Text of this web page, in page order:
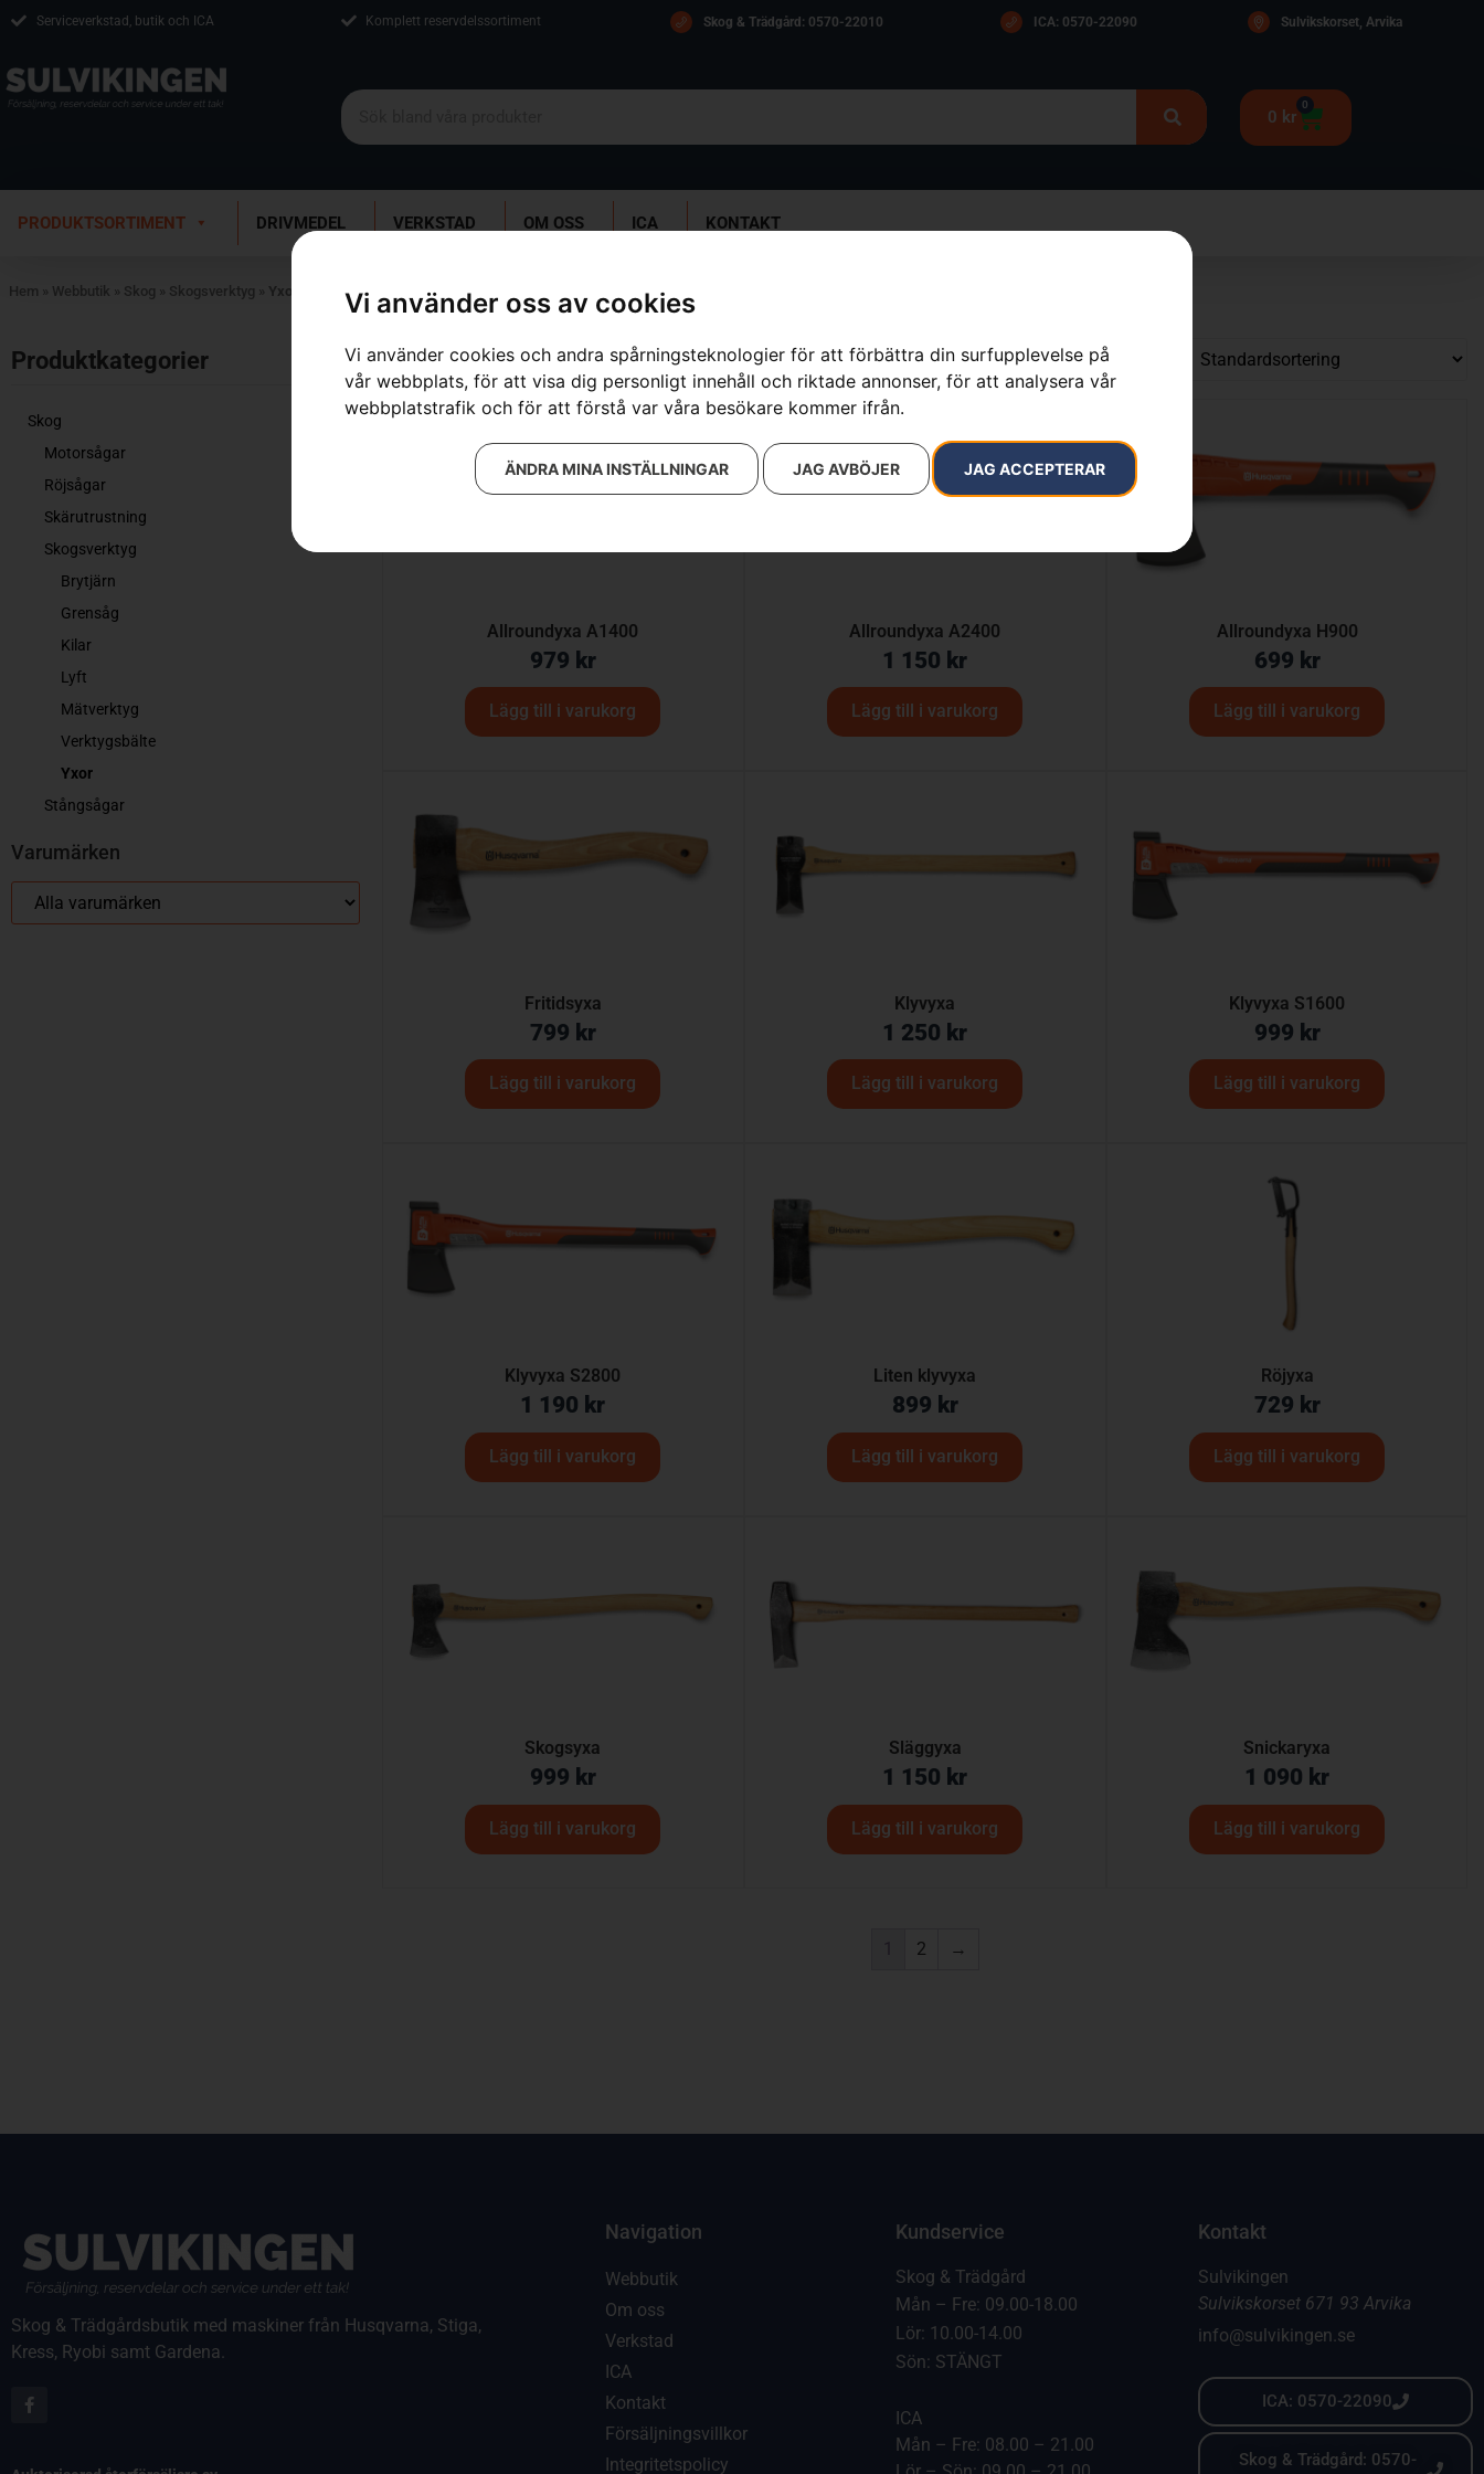
Vi använder oss av cookies
Vi använder cookies och andra spårningsteknologier för att förbättra din surfupplevelse på
vår webbplats, för att visa dig personligt innehåll och riktade annonser, för att analysera vår
webbplatstrafik och för att förstå var våra besökare kommer ifrån.
JAG ACCEPTERAR
JAG AVBÖJER
ÄNDRA MINA INSTÄLLNINGAR
Serviceverkstad, butik och ICA Komplett reservdelssortiment Skog & Trädgård: 0570-22010 ICA: 0570-22090 Sulvikskorset, Arvika
0 kr
0
PRODUKTSORTIMENT DRIVMEDEL VERKSTAD OM OSS ICA KONTAKT
Hem » Webbutik » Skog » Skogsverktyg » Yxor
Produktkategorier​
Skog
Motorsågar
Röjsågar
Skärutrustning
Skogsverktyg
Brytjärn
Grensåg
Kilar
Lyft
Mätverktyg
Verktygsbälte
Yxor
Stångsågar
Varumärken
Visar 1–12 av 15 resultat
Allroundyxa A1400
979 kr
Lägg till i varukorg
Allroundyxa A2400
1 150 kr
Lägg till i varukorg
Allroundyxa H900
699 kr
Lägg till i varukorg
Fritidsyxa
799 kr
Lägg till i varukorg
Klyvyxa
1 250 kr
Lägg till i varukorg
Klyvyxa S1600
999 kr
Lägg till i varukorg
Klyvyxa S2800
1 190 kr
Lägg till i varukorg
Liten klyvyxa
899 kr
Lägg till i varukorg
Röjyxa
729 kr
Lägg till i varukorg
Skogsyxa
999 kr
Lägg till i varukorg
Släggyxa
1 150 kr
Lägg till i varukorg
Snickaryxa
1 090 kr
Lägg till i varukorg
1 2 →
Skog & Trädgårdsbutik med maskiner från Husqvarna, Stiga,
Kress, Ryobi samt Gardena.
Navigation
Webbutik
Om oss
Verkstad
ICA
Kontakt
Försäljningsvillkor
Integritetspolicy
Kundservice
Skog & Trädgård
Mån – Fre: 09.00-18.00
Lör: 10.00-14.00
Sön: STÄNGT
ICA
Mån – Fre: 08.00 – 21.00
Kontakt
Sulvikingen
Sulvikskorset 671 93 Arvika
info@sulvikingen.se
ICA: 0570-22090
Skog & Trädgård: 0570-